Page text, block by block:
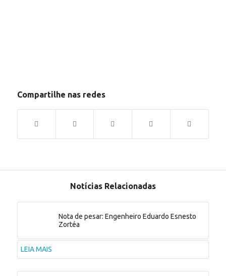
Compartilhe nas redes
Notícias Relacionadas
Nota de pesar: Engenheiro Eduardo Esnesto
Zortéa
LEIA MAIS